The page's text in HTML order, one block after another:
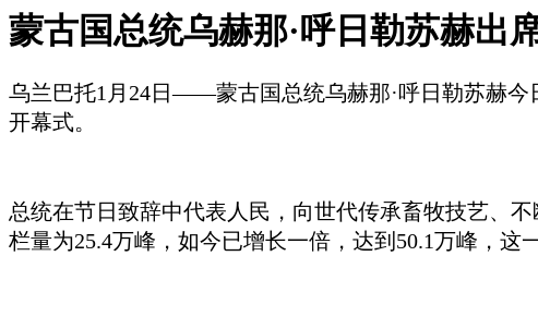
蒙古国总统乌赫那·呼日勒苏赫出
乌兰巴托1月24日——蒙古国总统乌赫那·呼日勒苏赫今
开幕式。
总统在节日致辞中代表人民，向世代传承畜牧技艺、
栏量为25.4万峰，如今已增长一倍，达到50.1万峰，这